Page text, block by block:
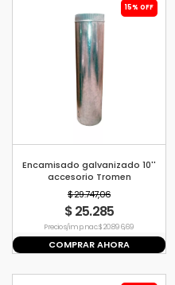
15% OFF
Encamisado galvanizado 10''
accesorio Tromen
$ 29.747,06
$ 25.285
Precio s/imp. nac. $ 20.896,69
COMPRAR AHORA